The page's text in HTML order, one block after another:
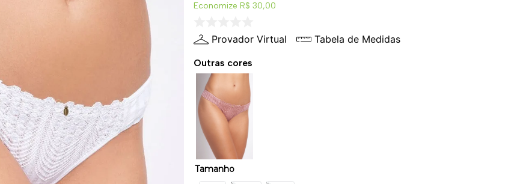
Economize R$ 30,00
Provador Virtual Tabela de Medidas
Outras cores
Tamanho